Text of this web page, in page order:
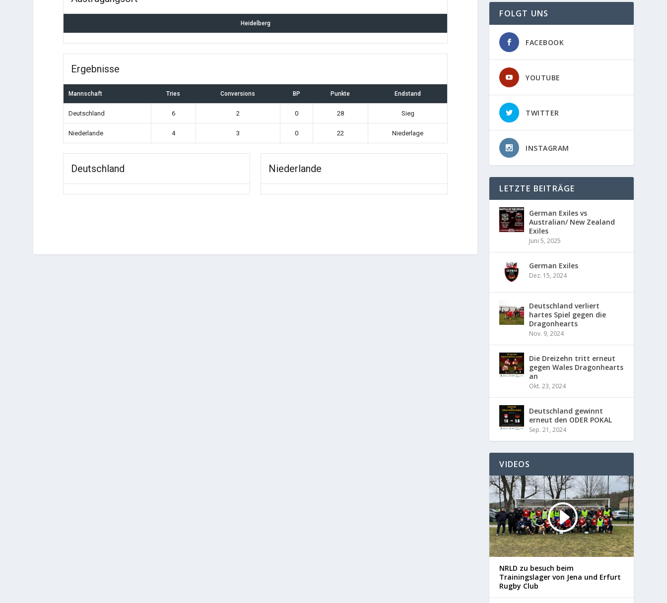
Heidelberg
Ergebnisse
Mannschaft Tries Conversions BP Punkte Endstand
Deutschland 6 2 0 28 Sieg
Niederlande 4 3 0 22 Niederlage
Deutschland Niederlande
FOLGT UNS
FACEBOOK
YOUTUBE
TWITTER
INSTAGRAM
LETZTE BEITRÄGE
German Exiles vs
Australian/ New Zealand
Exiles
Juni 5, 2025
German Exiles
Dez. 15, 2024
Deutschland verliert
hartes Spiel gegen die
Dragonhearts
Nov. 9, 2024
Die Dreizehn tritt erneut
gegen Wales Dragonhearts
an
Okt. 23, 2024
Deutschland gewinnt
erneut den ODER POKAL
Sep. 21, 2024
VIDEOS
NRLD zu besuch beim
Trainingslager von Jena und Erfurt
Rugby Club